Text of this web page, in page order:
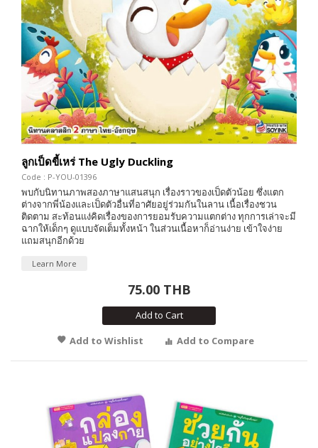
ลูกเป็ดขี้เหร่ The Ugly Duckling
Code : P-YOU-01396
พบกับนิทานภาพสองภาษาแสนสนุก เรื่องราวของเป็ดตัวน้อย ซึ่งแตก
ต่างจากพี่น้องและเป็ดตัวอื่นที่อาศัยอยู่ร่วมกันในลาน เนื้อเรื่องชวน
ติดตาม สะท้อนแง่คิดเรื่องของการยอมรับความแตกต่าง ทุกการเล่าจะมี
ฉากให้เด็กๆ ดูแบบจัดเต็มทั้งหน้า ในส่วนเนื้อหาก็อ่านง่าย เข้าใจง่าย
แถมสนุกอีกด้วย
Learn More
75.00 THB
Add to Cart
Add to Wishlist
Add to Compare